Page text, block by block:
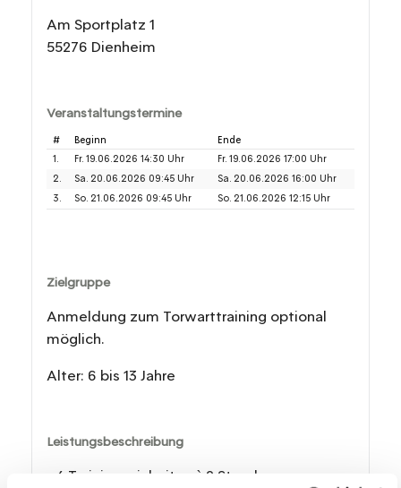
Am Sportplatz 1
55276 Dienheim
Veranstaltungstermine
# Beginn
Ende
1.
Fr. 19.06.2026 14:30 Uhr
Fr. 19.06.2026 17:00 Uhr
2.
Sa. 20.06.2026 09:45 Uhr
Sa. 20.06.2026 16:00 Uhr
3.
So. 21.06.2026 09:45 Uhr So. 21.06.2026 12:15 Uhr
Zielgruppe
Anmeldung zum Torwarttraining optional
möglich.
Alter: 6 bis 13 Jahre
Leistungsbeschreibung
• 4 Trainingseinheiten à 2 Stunden